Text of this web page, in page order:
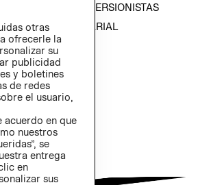
RELACIÓN CON INVERSIONISTAS
EMPRESARIAL
otras
ofrecerle la
su
publicidad
y boletines
de redes
el usuario,
acuerdo en que
nuestros
se
entrega
en
sus